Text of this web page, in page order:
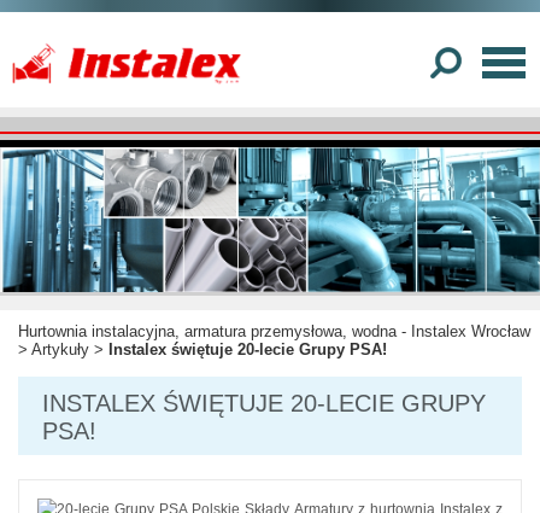
Hurtownia instalacyjna, armatura przemysłowa, wodna - Instalex Wrocław
> Artykuły > Instalex świętuje 20-lecie Grupy PSA!
INSTALEX ŚWIĘTUJE 20-LECIE GRUPY
PSA!